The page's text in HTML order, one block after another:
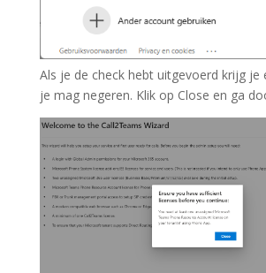
Als je de check hebt uitgevoerd krijg je
je mag negeren. Klik op Close en ga